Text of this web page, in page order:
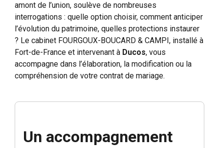
amont de l’union, soulève de nombreuses
interrogations : quelle option choisir, comment anticiper
l’évolution du patrimoine, quelles protections instaurer
? Le cabinet FOURGOUX-BOUCARD & CAMPI, installé à
Fort-de-France et intervenant à Ducos, vous
accompagne dans l’élaboration, la modification ou la
compréhension de votre contrat de mariage.
Un accompagnement